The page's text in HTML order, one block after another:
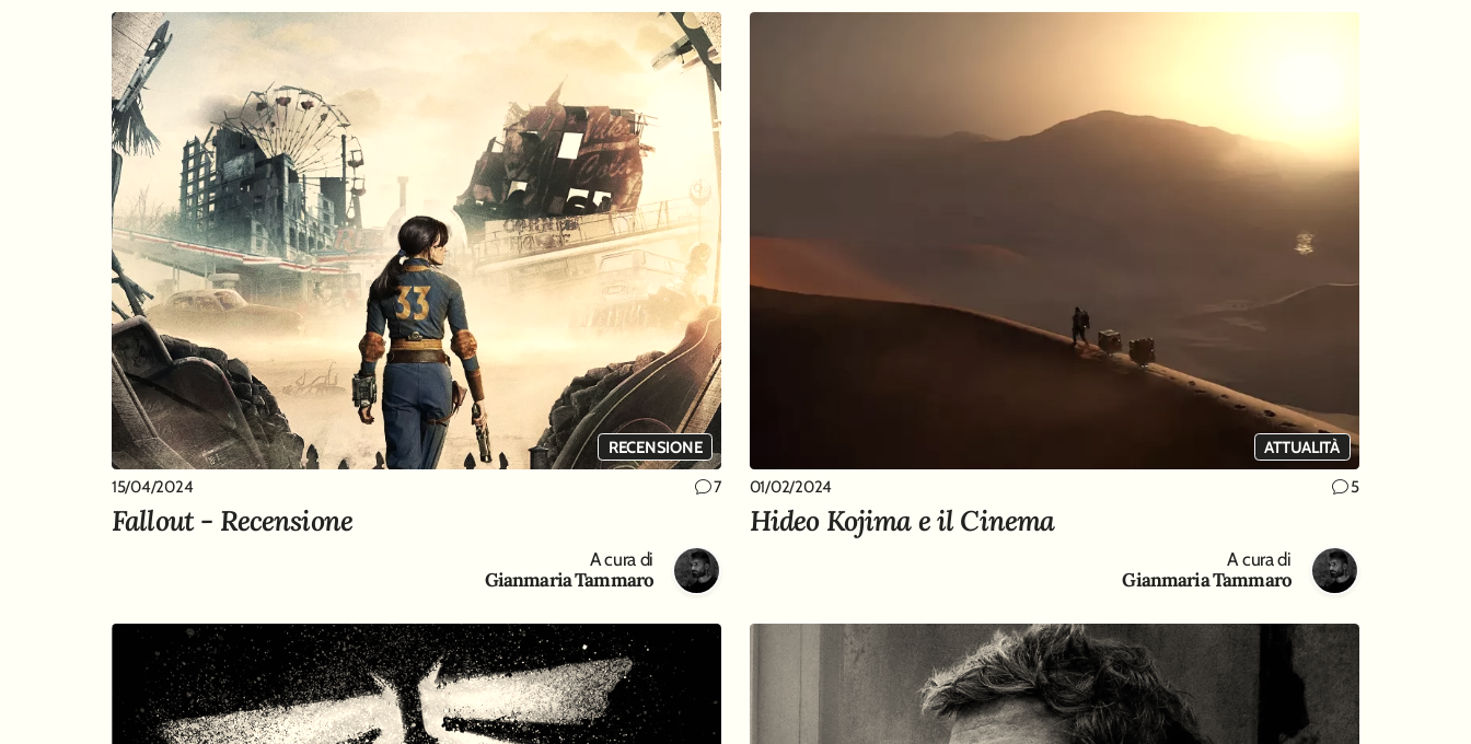
RECENSIONE
15/04/2024 7
Fallout - Recensione
A cura di
Gianmaria Tammaro
ATTUALITÀ
01/02/2024 5
Hideo Kojima e il Cinema
A cura di
Gianmaria Tammaro